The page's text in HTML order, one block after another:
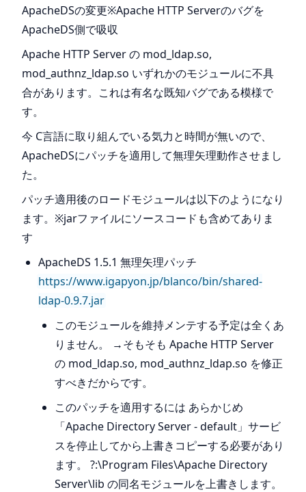
ApacheDSの変更※Apache HTTP Serverのバグを
ApacheDS側で吸収
Apache HTTP Server の mod_ldap.so,
mod_authnz_ldap.so いずれかのモジュールに不具
合があります。これは有名な既知バグである模様で
す。
今 C言語に取り組んでいる気力と時間が無いので、
ApacheDSにパッチを適用して無理矢理動作させまし
た。
パッチ適用後のロードモジュールは以下のようになり
ます。※jarファイルにソースコードも含めてありま
す
ApacheDS 1.5.1 無理矢理パッチ
https://www.igapyon.jp/blanco/bin/shared-
ldap-0.9.7.jar
このモジュールを維持メンテする予定は全くあ
りません。 →そもそも Apache HTTP Server
の mod_ldap.so, mod_authnz_ldap.so を修正
すべきだからです。
このパッチを適用するには あらかじめ
「Apache Directory Server - default」サービ
スを停止してから上書きコピーする必要があり
ます。 ?:\Program Files\Apache Directory
Server\lib の同名モジュールを上書きします。